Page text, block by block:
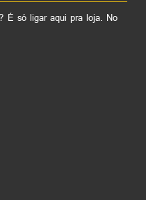
É só ligar aqui pra loja. No